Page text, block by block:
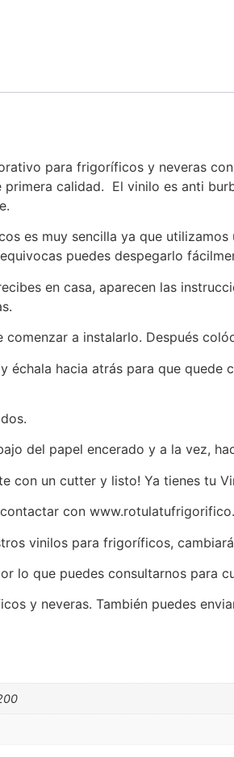
para frigoríficos y neveras
calidad. El vinilo es anti
es muy sencilla ya que
puedes despegarlo
en casa, aparecen las
comenzar a instalarlo. Después
échala hacia atrás para que
del papel encerado y a la vez,
con un cutter y listo! Ya tienes tu
con
vinilos para frigoríficos,
lo que puedes consultarnos para
y neveras. También puedes